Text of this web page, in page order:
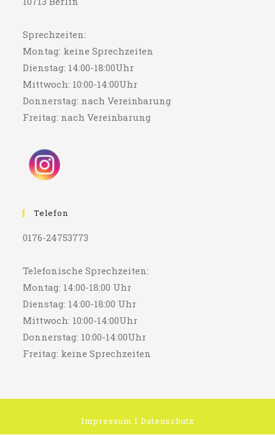
Sprechzeiten:
Montag: keine Sprechzeiten
Dienstag: 14:00-18:00Uhr
Mittwoch: 10:00-14:00Uhr
Donnerstag: nach Vereinbarung
Freitag: nach Vereinbarung
Telefon
0176-24753773
Telefonische Sprechzeiten:
Montag: 14:00-18:00 Uhr
Dienstag: 14:00-18:00 Uhr
Mittwoch: 10:00-14:00Uhr
Donnerstag: 10:00-14:00Uhr
Freitag: keine Sprechzeiten
Impressum I Datenschutz